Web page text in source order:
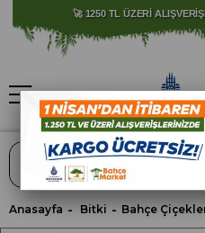
🚀 1250 TL ÜZERİ
⚠️ SATIŞLARIMIZ YALNIZCA
Anasayfa Bitki Bahçe